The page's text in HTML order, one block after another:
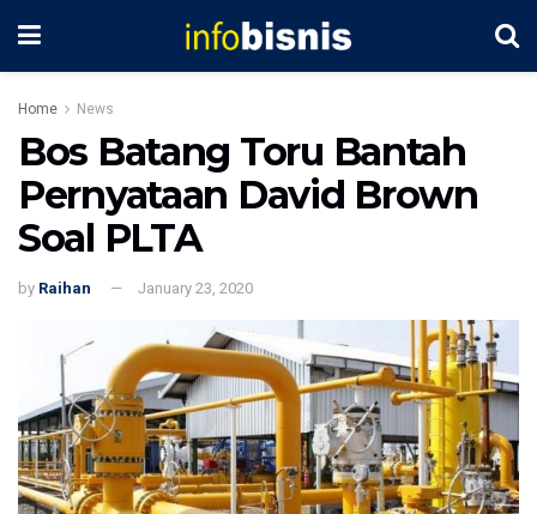
Home News
Bos Batang Toru Bantah
Pernyataan David Brown
Soal PLTA
by Raihan January 23, 2020